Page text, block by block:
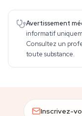
Avertissement
informatif
Consultez un
toute substance.
Inscrivez-